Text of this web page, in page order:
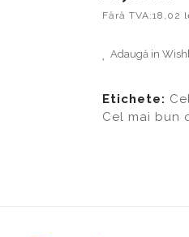
Fără TVA:18,02
Adaugă in
Etichete:
Cel mai bun